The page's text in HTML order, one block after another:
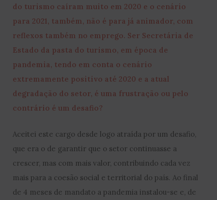
do turismo caíram muito em 2020 e o cenário
para 2021, também, não é para já animador, com
reflexos também no emprego. Ser Secretária de
Estado da pasta do turismo, em época de
pandemia, tendo em conta o cenário
extremamente positivo até 2020 e a atual
degradação do setor, é uma frustração ou pelo
contrário é um desafio?
Aceitei este cargo desde logo atraída por um desafio,
que era o de garantir que o setor continuasse a
crescer, mas com mais valor, contribuindo cada vez
mais para a coesão social e territorial do país. Ao final
de 4 meses de mandato a pandemia instalou-se e, de